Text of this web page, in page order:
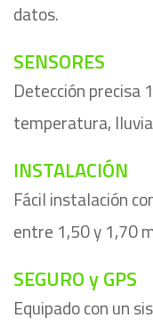
datos.
SENSORES
Detección precisa
temperatura,
INSTALACIÓN
Fácil instalación
entre 1,50 y 1,70
SEGURO y GPS
Equipado con un